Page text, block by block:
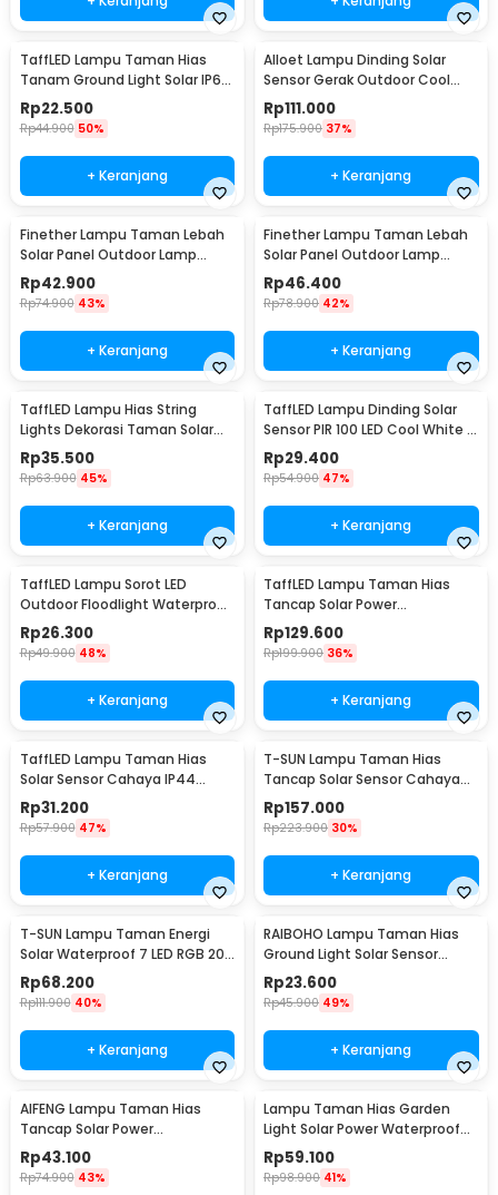
TaffLED Lampu Taman Hias
Tanam Ground Light Solar IP65
8 LED - CL-022
Rp22.500
Rp44.900 50%
+ Keranjang
Alloet Lampu Dinding Solar
Sensor Gerak Outdoor Cool
White 50 LED - LE66
Rp111.000
Rp175.900 37%
+ Keranjang
Finether Lampu Taman Lebah
Solar Panel Outdoor Lamp
Waterproof IP65 30 LED - BE306
Rp42.900
Rp74.900 43%
+ Keranjang
Finether Lampu Taman Lebah
Solar Panel Outdoor Lamp
Waterproof IP65 50 LED - BE306
Rp46.400
Rp78.900 42%
+ Keranjang
TaffLED Lampu Hias String
Lights Dekorasi Taman Solar
12M 100LED - S-04
Rp35.500
Rp63.900 45%
+ Keranjang
TaffLED Lampu Dinding Solar
Sensor PIR 100 LED Cool White -
BK-100
Rp29.400
Rp54.900 47%
+ Keranjang
TaffLED Lampu Sorot LED
Outdoor Floodlight Waterproof
Cool White 50W - A8
Rp26.300
Rp49.900 48%
+ Keranjang
TaffLED Lampu Taman Hias
Tancap Solar Power
Waterproof 10 LED 2835 - TS-
G2202
Rp129.600
Rp199.900 36%
+ Keranjang
TaffLED Lampu Taman Hias
Solar Sensor Cahaya IP44
Warm White 4 PCS - L20
Rp31.200
Rp57.900 47%
+ Keranjang
T-SUN Lampu Taman Hias
Tancap Solar Sensor Cahaya
IP65 Warm White 3W - TS-
G0902
Rp157.000
Rp223.900 30%
+ Keranjang
T-SUN Lampu Taman Energi
Solar Waterproof 7 LED RGB 200
Lumens 1.6W - TS-G0102
Rp68.200
Rp111.900 40%
+ Keranjang
RAIBOHO Lampu Taman Hias
Ground Light Solar Sensor
Waterproof 12/20LED - RB20
Rp23.600
Rp45.900 49%
+ Keranjang
AIFENG Lampu Taman Hias
Tancap Solar Power
Waterproof Cool White -
EM320
Rp43.100
Rp74.900 43%
Lampu Taman Hias Garden
Light Solar Power Waterproof
Cool White - EM375
Rp59.100
Rp98.900 41%